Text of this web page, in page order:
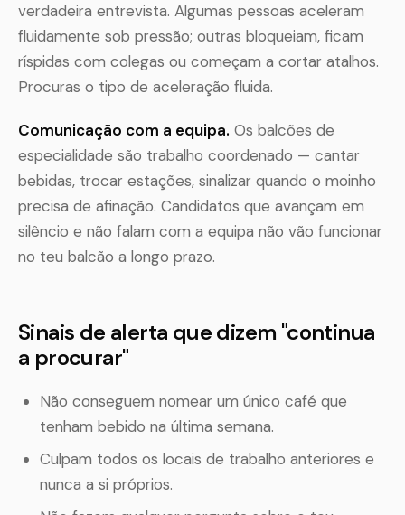
verdadeira entrevista. Algumas pessoas aceleram
fluidamente sob pressão; outras bloqueiam, ficam
ríspidas com colegas ou começam a cortar atalhos.
Procuras o tipo de aceleração fluida.
Comunicação com a equipa. Os balcões de
especialidade são trabalho coordenado — cantar
bebidas, trocar estações, sinalizar quando o moinho
precisa de afinação. Candidatos que avançam em
silêncio e não falam com a equipa não vão funcionar
no teu balcão a longo prazo.
Sinais de alerta que dizem "continua
a procurar"
Não conseguem nomear um único café que
tenham bebido na última semana.
Culpam todos os locais de trabalho anteriores e
nunca a si próprios.